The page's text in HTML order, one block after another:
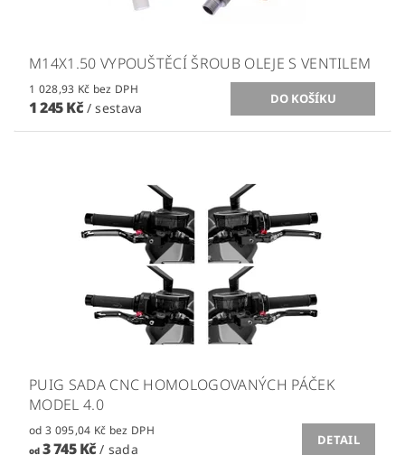
M14X1.50 VYPOUŠTĚCÍ ŠROUB OLEJE S VENTILEM
1 028,93 Kč bez DPH
1 245 Kč / sestava
PUIG SADA CNC HOMOLOGOVANÝCH PÁČEK
MODEL 4.0
od 3 095,04 Kč bez DPH
od3 745 Kč/ sada
DETAIL